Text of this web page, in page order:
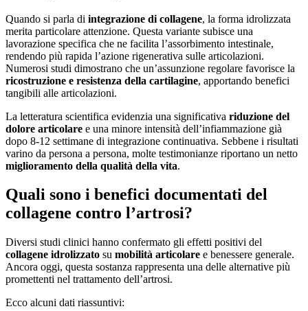
Quando si parla di integrazione di collagene, la forma idrolizzata
merita particolare attenzione. Questa variante subisce una
lavorazione specifica che ne facilita l’assorbimento intestinale,
rendendo più rapida l’azione rigenerativa sulle articolazioni.
Numerosi studi dimostrano che un’assunzione regolare favorisce la
ricostruzione e resistenza della cartilagine, apportando benefici
tangibili alle articolazioni.
La letteratura scientifica evidenzia una significativa riduzione del
dolore articolare e una minore intensità dell’infiammazione già
dopo 8-12 settimane di integrazione continuativa. Sebbene i risultati
varino da persona a persona, molte testimonianze riportano un netto
miglioramento della qualità della vita.
Quali sono i benefici documentati del
collagene contro l’artrosi?
Diversi studi clinici hanno confermato gli effetti positivi del
collagene idrolizzato su mobilità articolare e benessere generale.
Ancora oggi, questa sostanza rappresenta una delle alternative più
promettenti nel trattamento dell’artrosi.
Ecco alcuni dati riassuntivi: